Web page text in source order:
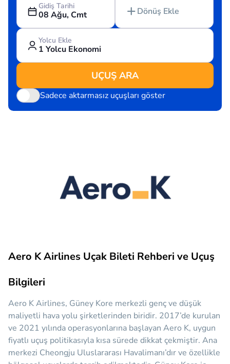
Gidiş Tarihi
08 Ağu, Cmt Dönüş Ekle
Yolcu Ekle
1 Yolcu Ekonomi
UÇUŞ ARA
Sadece aktarmasız uçuşları göster
Aero K Airlines Uçak Bileti Rehberi ve Uçuş
Bilgileri
Aero K Airlines, Güney Kore merkezli genç ve düşük
maliyetli hava yolu şirketlerinden biridir. 2017’de kurulan
ve 2021 yılında operasyonlarına başlayan Aero K, uygun
fiyatlı uçuş politikasıyla kısa sürede dikkat çekmiştir. Ana
merkezi Cheongju Uluslararası Havalimanı’dır ve özellikle